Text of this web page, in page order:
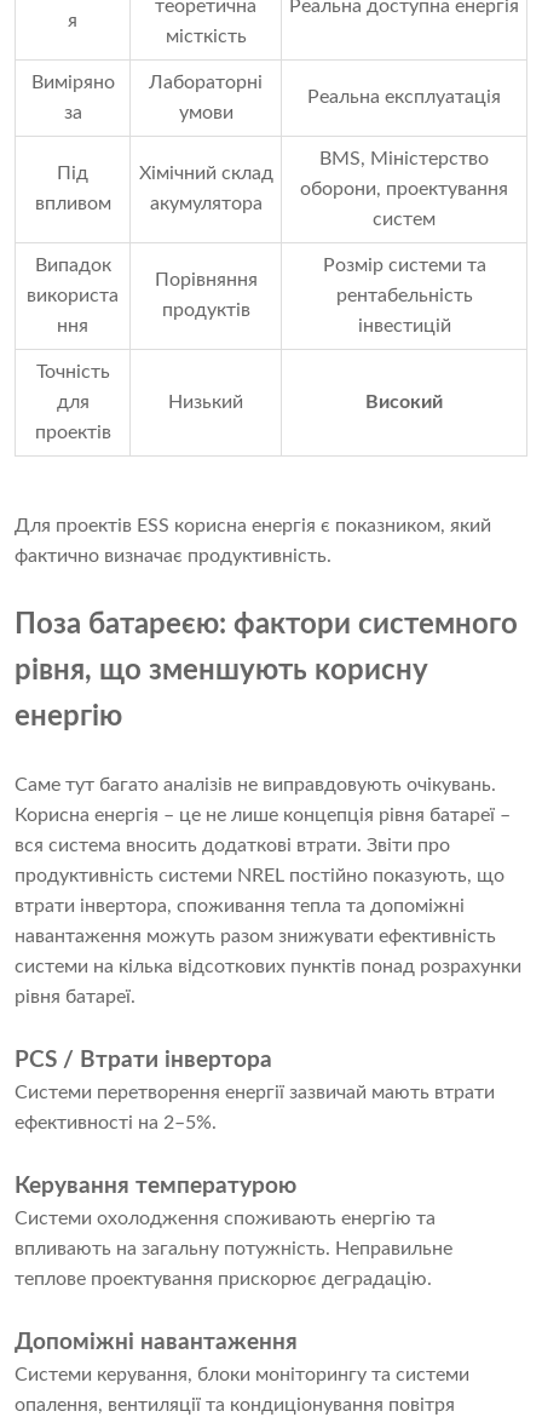
я
теоретична
місткість
Реальна доступна енергія
Виміряно
за
Лабораторні
умови
Реальна експлуатація
Під
впливом
Хімічний склад
акумулятора
BMS, Міністерство
оборони, проектування
систем
Випадок
використа
ння
Порівняння
продуктів
Розмір системи та
рентабельність
інвестицій
Точність
для
проектів
Низький Високий
Для проектів ESS корисна енергія є показником, який
фактично визначає продуктивність.
Поза батареєю: фактори системного
рівня, що зменшують корисну
енергію
Саме тут багато аналізів не виправдовують очікувань.
Корисна енергія – це не лише концепція рівня батареї –
вся система вносить додаткові втрати. Звіти про
продуктивність системи NREL постійно показують, що
втрати інвертора, споживання тепла та допоміжні
навантаження можуть разом знижувати ефективність
системи на кілька відсоткових пунктів понад розрахунки
рівня батареї.
PCS / Втрати інвертора
Системи перетворення енергії зазвичай мають втрати
ефективності на 2–5%.
Керування температурою
Системи охолодження споживають енергію та
впливають на загальну потужність. Неправильне
теплове проектування прискорює деградацію.
Допоміжні навантаження
Системи керування, блоки моніторингу та системи
опалення, вентиляції та кондиціонування повітря